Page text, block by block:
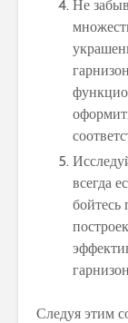
Не
всегда
бойтесь
Следуя этим